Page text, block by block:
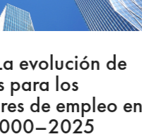
evolución de
para los
de empleo en